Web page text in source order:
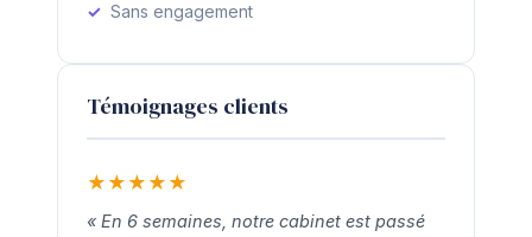
Sans engagement
Témoignages clients
★ ★ ★ ★ ★
« En 6 semaines, notre cabinet est passé